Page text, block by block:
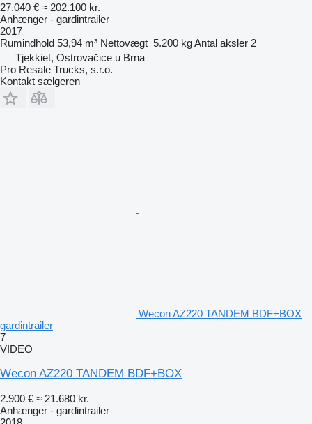
27.040 € ≈ 202.100 kr.
Anhænger - gardintrailer
2017
Rumindhold 53,94 m³ Nettovægt 5.200 kgAntal aksler 2
Tjekkiet, Ostrovačice u Brna
Pro Resale Trucks, s.r.o.
Kontakt sælgeren
Wecon AZ220 TANDEM BDF+BOX
gardintrailer
7
VIDEO
Wecon AZ220 TANDEM BDF+BOX
2.900 € ≈ 21.680 kr.
Anhænger - gardintrailer